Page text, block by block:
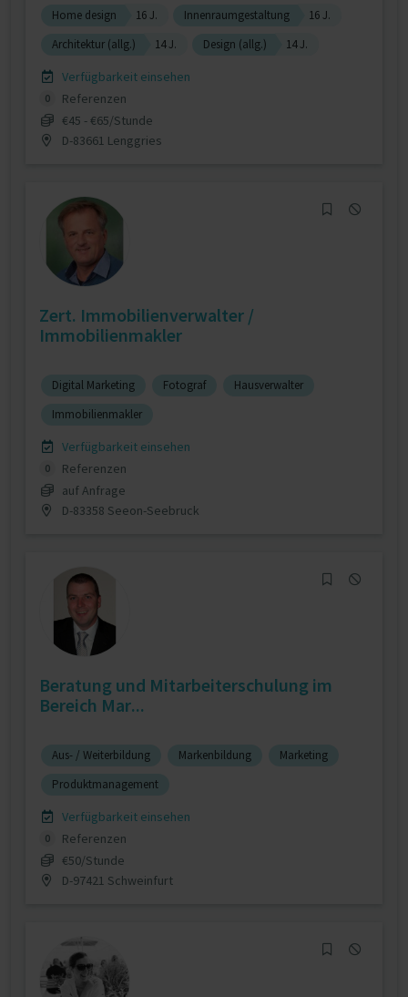
Home design 16 J. Innenraumgestaltung
16 J.
Architektur (allg.)
14 J. Design (allg.) 14 J.
Verfügbarkeit einsehen
0
Referenzen
€45 - €65/Stunde
D-83661 Lenggries
Zert. Immobilienverwalter /
Immobilienmakler
Digital Marketing Fotograf
Hausverwalter
Immobilienmakler
Verfügbarkeit einsehen
0
Referenzen
auf Anfrage
D-83358 Seeon-Seebruck
Beratung und Mitarbeiterschulung im
Bereich Mar...
Aus- / Weiterbildung Markenbildung
Marketing
Produktmanagement
Verfügbarkeit einsehen
0
Referenzen
€50/Stunde
D-97421 Schweinfurt